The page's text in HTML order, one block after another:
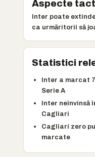
Aspecte
Inter poate
ca urmăritorii să
Statistici
Inter a marcat
Serie A
Inter neînvinsă
Cagliari
Cagliari zero
marcate